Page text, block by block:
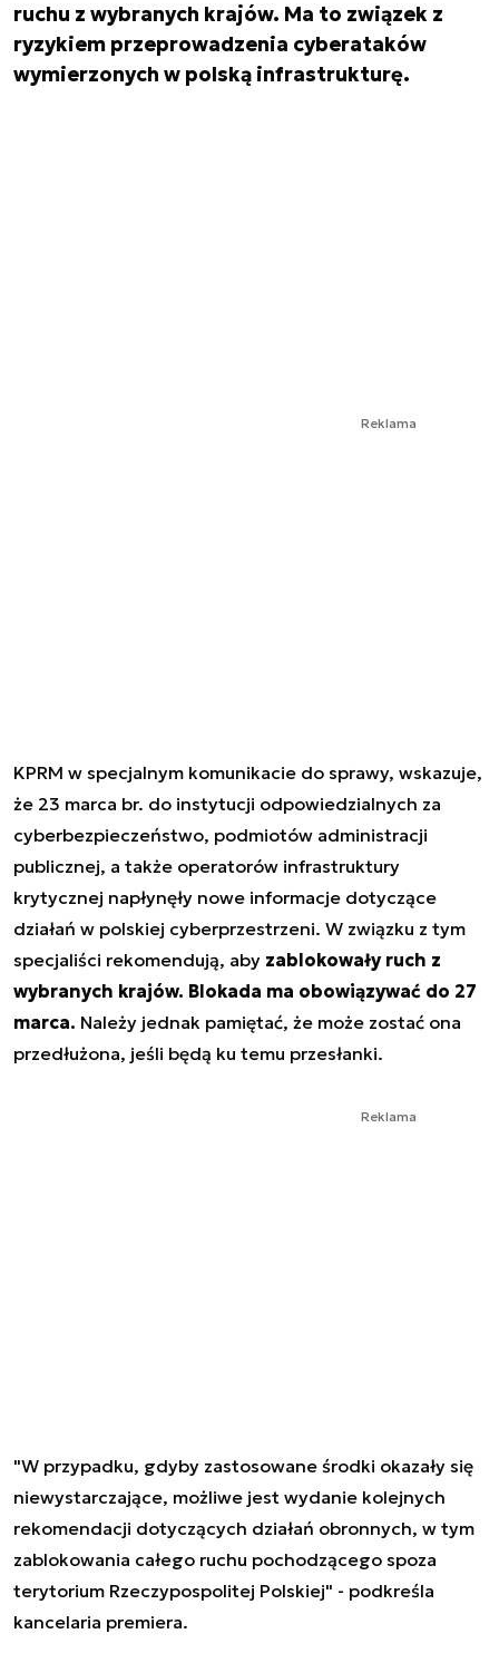
ruchu z wybranych krajów. Ma to związek z
ryzykiem przeprowadzenia cyberataków
wymierzonych w polską infrastrukturę.
Reklama
KPRM w specjalnym komunikacie do sprawy, wskazuje,
że 23 marca br. do instytucji odpowiedzialnych za
cyberbezpieczeństwo, podmiotów administracji
publicznej, a także operatorów infrastruktury
krytycznej napłynęły nowe informacje dotyczące
działań w polskiej cyberprzestrzeni. W związku z tym
specjaliści rekomendują, aby zablokowały ruch z
wybranych krajów. Blokada ma obowiązywać do 27
marca. Należy jednak pamiętać, że może zostać ona
przedłużona, jeśli będą ku temu przesłanki.
Reklama
"W przypadku, gdyby zastosowane środki okazały się
niewystarczające, możliwe jest wydanie kolejnych
rekomendacji dotyczących działań obronnych, w tym
zablokowania całego ruchu pochodzącego spoza
terytorium Rzeczypospolitej Polskiej" - podkreśla
kancelaria premiera.